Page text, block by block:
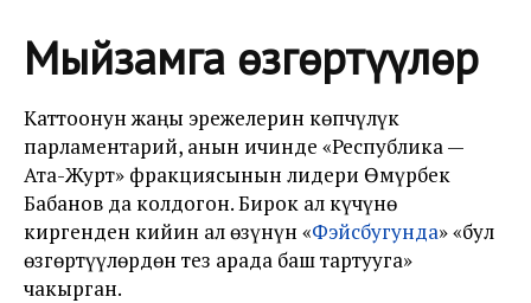
Мыйзамга өзгөртүүлөр
Каттоонун жаңы эрежелерин көпчүлүк
парламентарий, анын ичинде «Республика —
Ата-Журт» фракциясынын лидери Өмүрбек
Бабанов да колдогон. Бирок ал күчүнө
киргенден кийин ал өзүнүн «Фэйсбугунда» «бул
өзгөртүүлөрдөн тез арада баш тартууга»
чакырган.